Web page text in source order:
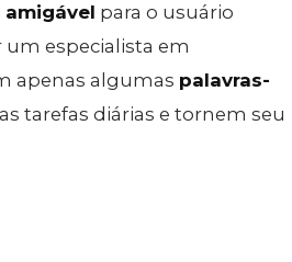
amigável para o usuário
um especialista em
apenas algumas palavras-
tarefas diárias e tornem seu